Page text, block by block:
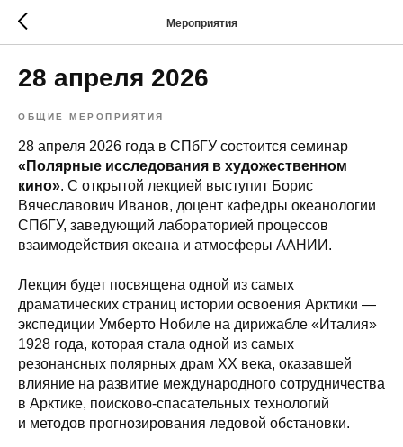
Мероприятия
28 апреля 2026
ОБЩИЕ МЕРОПРИЯТИЯ
28 апреля 2026 года в СПбГУ состоится семинар
«Полярные исследования в художественном
кино». С открытой лекцией выступит Борис
Вячеславович Иванов, доцент кафедры океанологии
СПбГУ, заведующий лабораторией процессов
взаимодействия океана и атмосферы ААНИИ.
Лекция будет посвящена одной из самых
драматических страниц истории освоения Арктики —
экспедиции Умберто Нобиле на дирижабле «Италия»
1928 года, которая стала одной из самых
резонансных полярных драм XX века, оказавшей
влияние на развитие международного сотрудничества
в Арктике, поисково-спасательных технологий
и методов прогнозирования ледовой обстановки.